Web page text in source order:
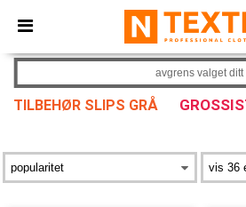
× Ntextil-app
Bedre priser i appen!
TILBEHØR SLIPS GRÅ
avgrens valget ditt